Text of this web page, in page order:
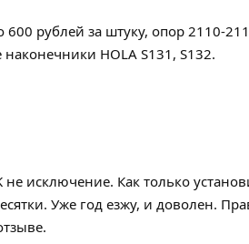
600 рублей за штуку, опор 2110-
HOLA S131, S132.
не исключение. Как только
Уже год езжу, и доволен.